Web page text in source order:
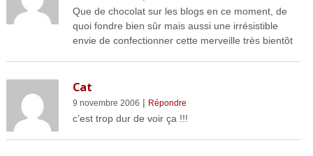
Que de chocolat sur les blogs en ce moment, de
quoi fondre bien sûr mais aussi une irrésistible
envie de confectionner cette merveille très bientôt
Cat
9 novembre 2006 | Répondre
c’est trop dur de voir ça !!!